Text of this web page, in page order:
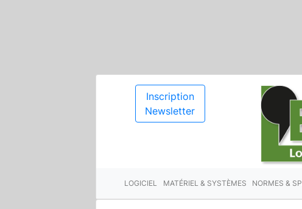
Inscription
Newsletter
LOGICIEL MATÉRIEL & SYSTÈMES NORMES &